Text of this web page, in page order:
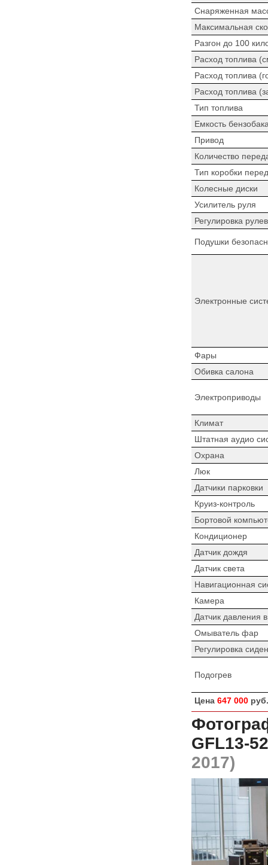
Снаряженная
Максимальная
Разгон до 100
Расход топлива
Расход топлива
Расход топлива
Тип топлива
Емкость
Привод
Количество
Тип коробки
Колесные диски
Усилитель руля
Регулировка
Подушки
Электронные
Фары
Обивка салона
Электроприводы
Климат
Штатная аудио
Охрана
Люк
Датчики парковки
Круиз-контроль
Бортовой
Кондиционер
Датчик дождя
Датчик света
Навигационная
Камера
Датчик давления
Омыватель фар
Регулировка
Подогрев
Цена 647 000руб.
GFL13-
2017)